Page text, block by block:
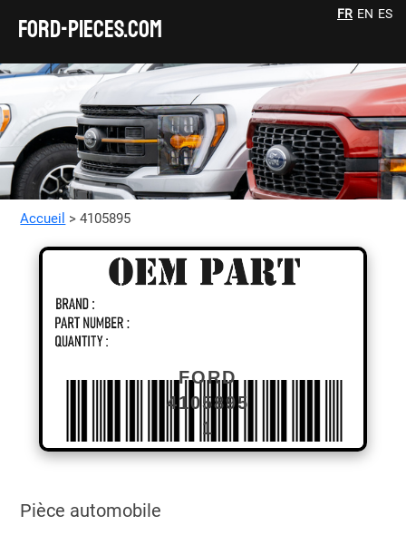
FORD-pieces.com
FR EN ES
Accueil > 4105895
Pièce automobile
FORD
4105895
1